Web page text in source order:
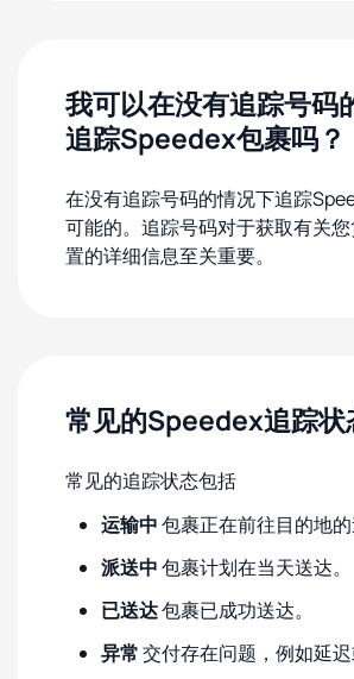
我可以在没有追踪号码
追踪Speedex包裹吗？
在没有追踪号码的情况下追踪
可能的。追踪号码对于获取有关
置的详细信息至关重要。
常见的Speedex追踪状
常见的追踪状态包括
运输中包裹正在前往目的地的
派送中包裹计划在当天送达。
已送达包裹已成功送达。
异常交付存在问题，例如延迟